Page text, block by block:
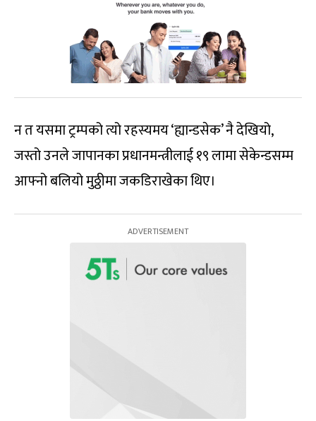
न त यसमा ट्रम्पको त्यो रहस्यमय ‘ह्यान्डसेक’ नै देखियो,
जस्तो उनले जापानका प्रधानमन्त्रीलाई १९ लामा सेकेन्डसम्म
आफ्नो बलियो मुठ्ठीमा जकडिराखेका थिए।